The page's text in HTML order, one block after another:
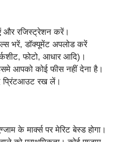
और रजिस्ट्रेशन करें।
भरें, डॉक्यूमेंट अपलोड करें
फोटो, आधार आदि)।
आपको कोई फीस नहीं देना है।
रख लें।
के मार्क्स पर मेरिट बेस्ड होगा।